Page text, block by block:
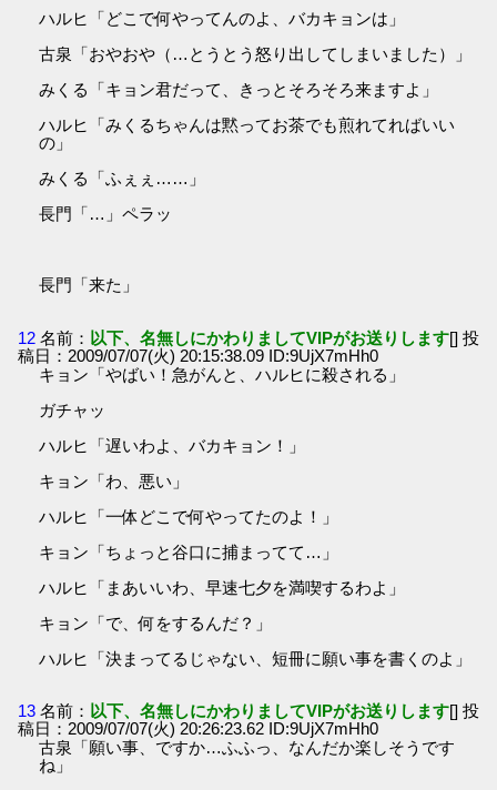
ハルヒ「どこで何やってんのよ、バカキョンは」
古泉「おやおや（…とうとう怒り出してしまいました）」
みくる「キョン君だって、きっとそろそろ来ますよ」
ハルヒ「みくるちゃんは黙ってお茶でも煎れてればいい
の」
みくる「ふぇぇ……」
長門「…」ペラッ
長門「来た」
12 名前： 以下、名無しにかわりましてVIPがお送りします[] 投
稿日：2009/07/07(火) 20:15:38.09 ID:9UjX7mHh0
キョン「やばい！急がんと、ハルヒに殺される」
ガチャッ
ハルヒ「遅いわよ、バカキョン！」
キョン「わ、悪い」
ハルヒ「一体どこで何やってたのよ！」
キョン「ちょっと谷口に捕まってて…」
ハルヒ「まあいいわ、早速七夕を満喫するわよ」
キョン「で、何をするんだ？」
ハルヒ「決まってるじゃない、短冊に願い事を書くのよ」
13 名前： 以下、名無しにかわりましてVIPがお送りします[] 投
稿日：2009/07/07(火) 20:26:23.62 ID:9UjX7mHh0
古泉「願い事、ですか…ふふっ、なんだか楽しそうです
ね」